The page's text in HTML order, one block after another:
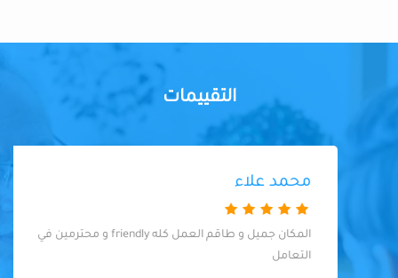
التقييمات
محمد علاء
المكان جميل و طاقم العمل كله friendly و محترمين في
التعامل